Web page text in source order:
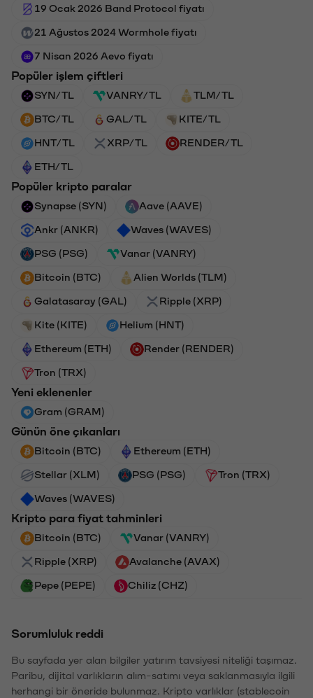
19 Ocak 2026 Band Protocol fiyatı
21 Ağustos 2024 Wormhole fiyatı
7 Nisan 2026 Aevo fiyatı
Popüler işlem çiftleri
SYN/TL VANRY/TL TLM/TL
BTC/TL GAL/TL KITE/TL
HNT/TL XRP/TL RENDER/TL
ETH/TL
Popüler kripto paralar
Synapse (SYN) Aave (AAVE)
Ankr (ANKR) Waves (WAVES)
PSG (PSG) Vanar (VANRY)
Bitcoin (BTC) Alien Worlds (TLM)
Galatasaray (GAL) Ripple (XRP)
Kite (KITE) Helium (HNT)
Ethereum (ETH) Render (RENDER)
Tron (TRX)
Yeni eklenenler
Gram (GRAM)
Günün öne çıkanları
Bitcoin (BTC) Ethereum (ETH)
Stellar (XLM) PSG (PSG) Tron (TRX)
Waves (WAVES)
Kripto para fiyat tahminleri
Bitcoin (BTC) Vanar (VANRY)
Ripple (XRP) Avalanche (AVAX)
Pepe (PEPE) Chiliz (CHZ)
Sorumluluk reddi
Bu sayfada yer alan bilgiler yatırım tavsiyesi niteliği taşımaz.
Paribu, dijital varlıkların alım-satımı veya saklanmasıyla ilgili
herhangi bir öneride bulunmaz. Kripto varlıklar (stablecoin